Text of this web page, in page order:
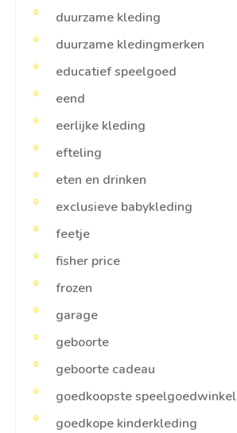
duurzame kleding
duurzame kledingmerken
educatief speelgoed
eend
eerlijke kleding
efteling
eten en drinken
exclusieve babykleding
feetje
fisher price
frozen
garage
geboorte
geboorte cadeau
goedkoopste speelgoedwinkel
goedkope kinderkleding